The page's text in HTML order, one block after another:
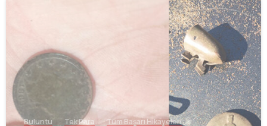
-
Buluntu Tek Para Tüm Başarı Hikayeleri